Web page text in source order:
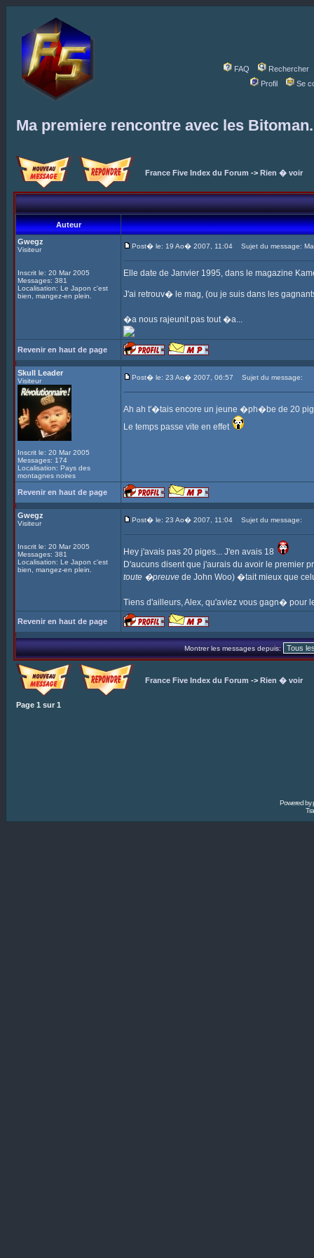
FAQ
Rechercher
Profil
Se
Ma premiere rencontre avec les
France Five Index du Forum -> Rien � voir
Auteur
Gwegz
Visiteur
Inscrit le: 20 Mar 2005
Messages: 381
Localisation: Le Japon c'est
bien, mangez-en plein.
Post� le: 19 Ao� 2007, 11:04 Sujet du message:
Elle date de Janvier 1995, dans le magazine
J'ai retrouv� le mag, (ou je suis dans les
�a nous rajeunit pas tout �a...
Revenir en haut de page
Skull Leader
Visiteur
Inscrit le: 20 Mar 2005
Messages: 174
Localisation: Pays des
montagnes noires
Post� le: 23 Ao� 2007, 06:57 Sujet du message:
Ah ah t'�tais encore un jeune �ph�be de 20
Le temps passe vite en effet
Revenir en haut de page
Gwegz
Visiteur
Inscrit le: 20 Mar 2005
Messages: 381
Localisation: Le Japon c'est
bien, mangez-en plein.
Post� le: 23 Ao� 2007, 11:04 Sujet du message:
Hey j'avais pas 20 piges... J'en avais 18
D'aucuns disent que j'aurais du avoir le premier
toute �preuve de John Woo) �tait mieux que
Tiens d'ailleurs, Alex, qu'aviez vous gagn� pour
Revenir en haut de page
Montrer les messages depuis:
France Five Index du Forum -> Rien � voir
Page 1 sur 1
Powered by